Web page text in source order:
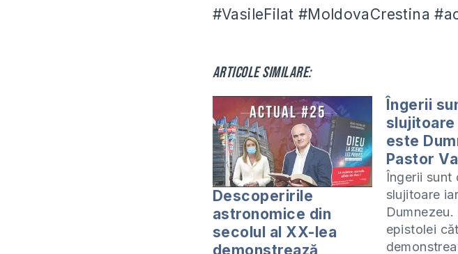
#VasileFilat #MoldovaCrestina
Articole similare:
Descoperirile
astronomice din
secolul al XX-lea
demonstrează
Îngerii
este
Pastor
Îngerii sunt
slujitoare
epistolei